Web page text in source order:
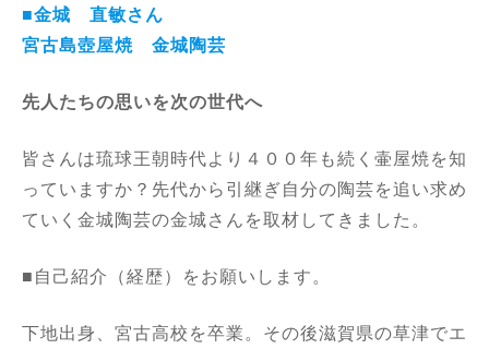
■金城 直敏さん
宮古島壺屋焼 金城陶芸
先人たちの思いを次の世代へ
皆さんは琉球王朝時代より４００年も続く壷屋焼を知
っていますか？先代から引継ぎ自分の陶芸を追い求め
ていく金城陶芸の金城さんを取材してきました。
■自己紹介（経歴）をお願いします。
下地出身、宮古高校を卒業。その後滋賀県の草津でエ